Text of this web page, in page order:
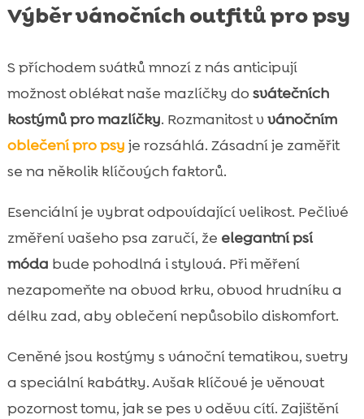
Výběr vánočních outfitů pro psy
S příchodem svátků mnozí z nás anticipují
možnost oblékat naše mazlíčky do svátečních
kostýmů pro mazlíčky. Rozmanitost v vánočním
oblečení pro psy je rozsáhlá. Zásadní je zaměřit
se na několik klíčových faktorů.
Esenciální je vybrat odpovídající velikost. Pečlivé
změření vašeho psa zaručí, že elegantní psí
móda bude pohodlná i stylová. Při měření
nezapomeňte na obvod krku, obvod hrudníku a
délku zad, aby oblečení nepůsobilo diskomfort.
Ceněné jsou kostýmy s vánoční tematikou, svetry
a speciální kabátky. Avšak klíčové je věnovat
pozornost tomu, jak se pes v oděvu cítí. Zajištění